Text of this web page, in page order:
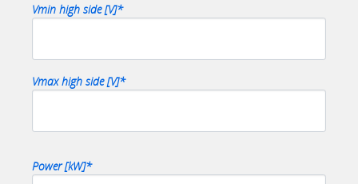
Vmin high side [V]*
Vmax high side [V]*
Power [kW]*